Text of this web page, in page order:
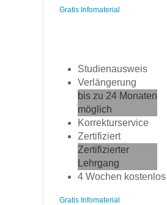
Gratis Infomaterial
Studienausweis
Verlängerung
bis zu 24 Monaten
möglich
Korrekturservice
Zertifiziert
Zertifizierter
Lehrgang
4 Wochen kostenlos
Gratis Infomaterial